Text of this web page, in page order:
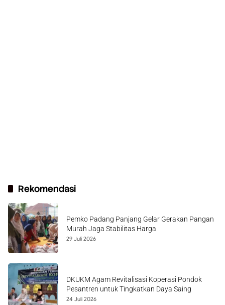
Rekomendasi
Pemko Padang Panjang Gelar Gerakan Pangan
Murah Jaga Stabilitas Harga
29 Juli 2026
DKUKM Agam Revitalisasi Koperasi Pondok
Pesantren untuk Tingkatkan Daya Saing
24 Juli 2026